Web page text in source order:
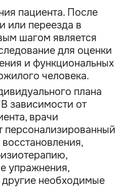
пациента. После
или переезда в
шагом является
для оценки
и функциональных
человека.
плана
зависимости от
врачи
персонализированный
упражнения,
необходимые